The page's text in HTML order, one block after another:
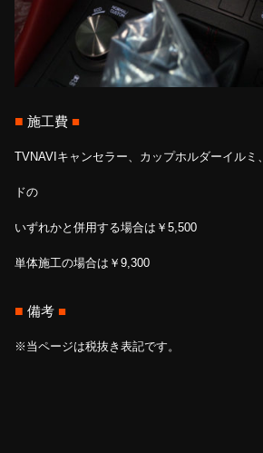
■ 施工費 ■
TVNAVIキャンセラー、カップホルダーイルミ
ドの
いずれかと併用する場合は￥5,500
単体施工の場合は￥9,300
■ 備考 ■
※当ページは税抜き表記です。